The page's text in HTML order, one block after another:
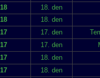
18
18. den
18
18. den
17 17. den
17 17. den
17
18. den
17
18. den